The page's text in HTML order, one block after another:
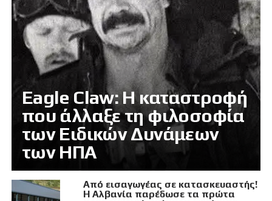
Eagle Claw: Η καταστροφή
που άλλαξε τη φιλοσοφία
των Ειδικών Δυνάμεων
των ΗΠΑ
Από εισαγωγέας σε κατασκευαστής!
Η Αλβανία παρέδωσε τα πρώτα